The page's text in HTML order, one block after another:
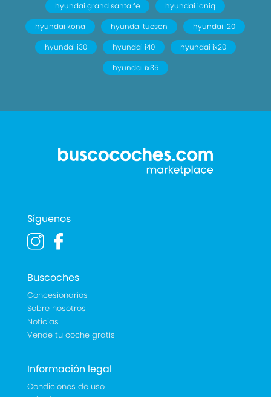
hyundai grand santa fe
hyundai ioniq
hyundai kona
hyundai tucson
hyundai i20
hyundai i30
hyundai i40
hyundai ix20
hyundai ix35
Síguenos
Buscoches
Concesionarios
Sobre nosotros
Noticias
Vende tu coche gratis
Información legal
Condiciones de uso